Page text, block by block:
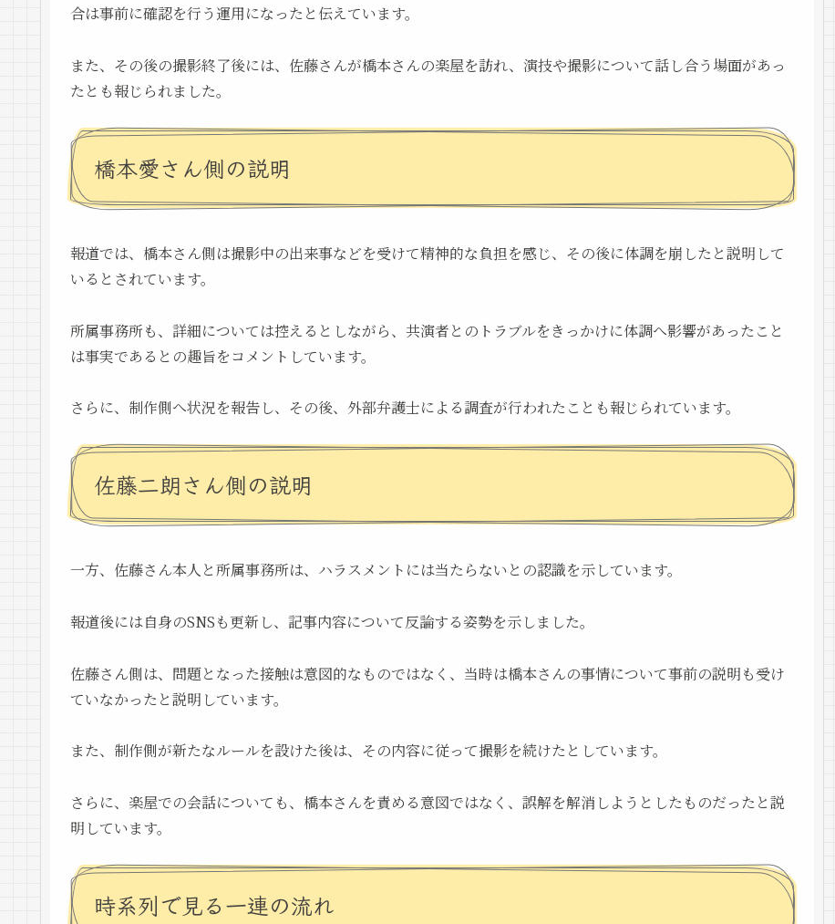
合は事前に確認を行う運用になったと伝えています。
また、その後の撮影終了後には、佐藤さんが橋本さんの楽屋を訪れ、演技や撮影について話し合う場面があっ
たとも報じられました。
橋本愛さん側の説明
報道では、橋本さん側は撮影中の出来事などを受けて精神的な負担を感じ、その後に体調を崩したと説明して
いるとされています。
所属事務所も、詳細については控えるとしながら、共演者とのトラブルをきっかけに体調へ影響があったこと
は事実であるとの趣旨をコメントしています。
さらに、制作側へ状況を報告し、その後、外部弁護士による調査が行われたことも報じられています。
佐藤二朗さん側の説明
一方、佐藤さん本人と所属事務所は、ハラスメントには当たらないとの認識を示しています。
報道後には自身のSNSも更新し、記事内容について反論する姿勢を示しました。
佐藤さん側は、問題となった接触は意図的なものではなく、当時は橋本さんの事情について事前の説明も受け
ていなかったと説明しています。
また、制作側が新たなルールを設けた後は、その内容に従って撮影を続けたとしています。
さらに、楽屋での会話についても、橋本さんを責める意図ではなく、誤解を解消しようとしたものだったと説
明しています。
時系列で見る一連の流れ